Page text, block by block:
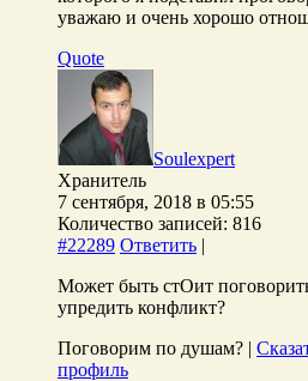
уважаю и очень хорошо
Quote
Soulexpert
Хранитель
7 сентября, 2018 в 05:55
Количество записей: 816
#22289 Ответить |
Может быть стОит
упредить конфликт?
Поговорим по душам? |
профиль